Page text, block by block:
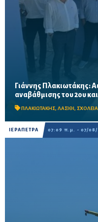
Γιάννης Πλακιωτάκης:
αναβάθμισης του 2ου
ΠΛΑΚΙΩΤΑΚΗΣ, ΛΑΣΙΘΙ , ΣΧΟΛΕΙΑ
Οι παρεμβάσεις του
αναμένεται να
Προβλέπονται
ΙΕΡΑΠΕΤΡΑ 07:09 π.μ. - 07/08/